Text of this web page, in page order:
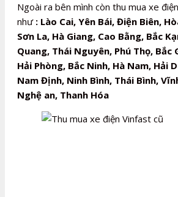
Ngoài ra bên mình còn thu mua xe
như : Lào Cai, Yên Bái, Điện Biên,
Sơn La, Hà Giang, Cao Bằng, Bắc
Quang, Thái Nguyên, Phú Thọ, Bắc
Hải Phòng, Bắc Ninh, Hà Nam, Hải
Nam Định, Ninh Bình, Thái Bình,
Nghệ an, Thanh Hóa